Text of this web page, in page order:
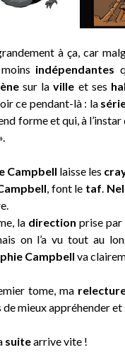
à ça, car
indépendantes
sur laville et ses
ce pendant-là : la
forme et qui, à l’instar
Campbell laisse les
, font le taf
la direction prise par
on l’a vu tout au
Campbell va
tome, ma
mieux appréhender et
suitearrive vite !